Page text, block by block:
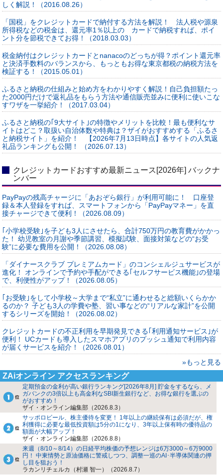
しく解説！（2016.08.26）
「国税」をクレジットカードで納付する方法を解説！ 法人税や源泉
所得税などの税金は、還元率1％以上の カードで納税すれば、ポイ
ント分を節税できてお得！（2018.03.03）
税金納付はクレジットカードとnanacoのどっちが得？ポイント還元率
と決済手数料のバランスから、もっともお得な東京都税の納税方法を
検証する！（2015.05.01）
ふるさと納税の仕組みと始め方をわかりやすく解説！自己負担額たっ
た2000円だけで返礼品をもらう方法や通信販売並みに便利に使いこな
すワザを一挙紹介！（2017.03.04）
ふるさと納税の｢9大サイト｣の特徴やメリットを比較！最も便利なサ
イトはどこ？取扱い自治体数や特典は？ザイがおすすめする「ふるさ
と納税サイト」を紹介！ 【2026年7月13日時点】各サイトの人気返
礼品ランキングも公開！ （2026.07.13）
クレジットカードおすすめ最新ニュース[2026年] バックナ
ンバー
PayPayの残高チャージに「あおぞら銀行」が利用可能に！ 口座登
録＆本人登録をすれば、スマートフォンから「PayPayマネー」を直
接チャージできて便利！（2026.08.09）
｢小学校受験｣を子ども3人にさせたら、合計750万円の教育費がかかっ
た！ 幼児教室の月謝や季節講習、模擬試験、面接対策などの“お受
験”に必要な費用を公開！（2026.08.08）
「ダイナースクラブ プレミアムカード」のコンシェルジュサービスが
進化！ オンラインで予約や手配ができる｢セルフサービス機能｣の登場
で、利便性がアップ！（2026.08.05）
｢お受験｣をして小学校～大学まで“私立”に通わせると総額いくらかか
るのか？ 子ども3人の学費や塾、習い事などの“リアルな家計”を公開
するシリーズを開始！（2026.08.02）
クレジットカードの不正利用を早期発見できる｢利用通知サービス｣が
便利！ UCカードも導入したスマホアプリのプッシュ通知で利用内容
が届くサービスを紹介！（2026.08.01）
»もっと見る
ZAiオンライン アクセスランキング
定期預金の金利が高い銀行ランキング[2026年8月] 貯金をするなら、メ
ガバンクの3倍以上も高金利なSBI新生銀行など、お得な銀行を選ぶの
がおすすめ！
ザイ・オンライン編集部（2026.8.3）
サッポロビール、株主優待を変更！ 1年以上の継続保有は必須だが、権
利獲得に必要な最低投資額は5分の1になり、3年以上保有時の優待品の
額面が大幅アップ！
ザイ・オンライン編集部（2026.8.8）
来週（8/10～8/14）の日経平均株価の予想レンジは6万3000～6万9000
円！ 中東情勢と原油価格に警戒しつつ、調整一巡のAI･半導体関連の押
し目を狙おう！
ラカンリチェルカ（村瀬 智一）（2026.8.7）